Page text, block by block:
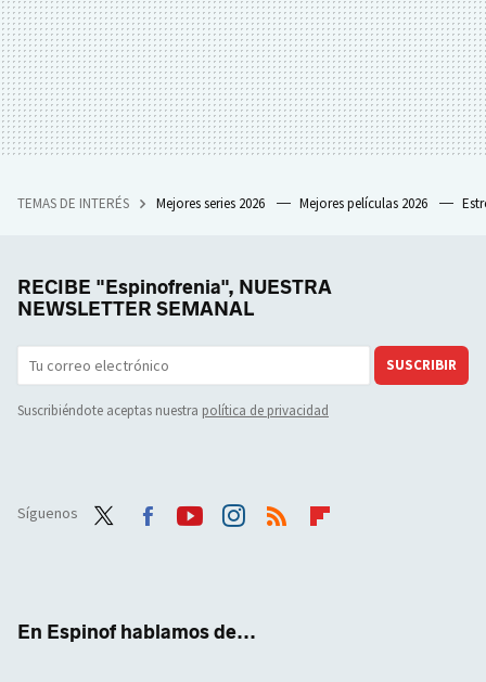
TEMAS DE INTERÉS Mejores series 2026 Mejores películas 2026
RECIBE "Espinofrenia", NUESTRA
NEWSLETTER SEMANAL
SUSCRIBIR
Suscribiéndote aceptas nuestra política de privacidad
Síguenos
En Espinof hablamos de...